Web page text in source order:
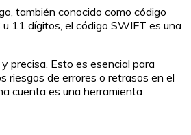
también conocido como código
11 dígitos, el código SWIFT es una
precisa. Esto es esencial para
riesgos de errores o retrasos en el
cuenta es una herramienta